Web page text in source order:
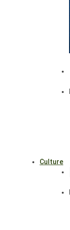
Culture